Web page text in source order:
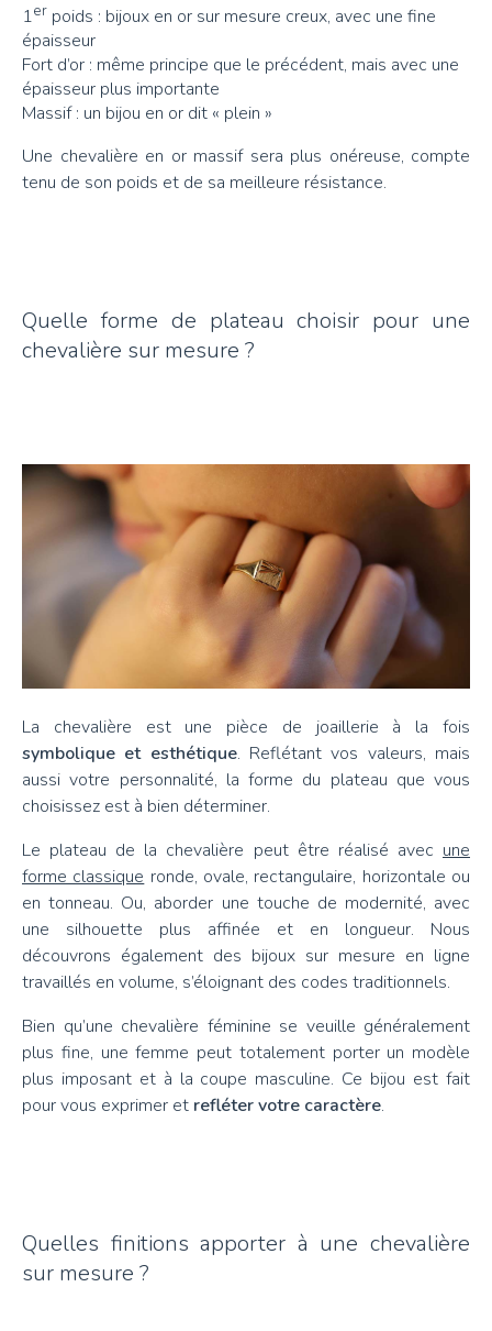
1er poids : bijoux en or sur mesure creux, avec une fine
épaisseur
Fort d’or : même principe que le précédent, mais avec une
épaisseur plus importante
Massif : un bijou en or dit « plein »
Une chevalière en or massif sera plus onéreuse, compte
tenu de son poids et de sa meilleure résistance.
Quelle forme de plateau choisir pour une
chevalière sur mesure ?
La chevalière est une pièce de joaillerie à la fois
symbolique et esthétique. Reflétant vos valeurs, mais
aussi votre personnalité, la forme du plateau que vous
choisissez est à bien déterminer.
Le plateau de la chevalière peut être réalisé avec une
forme classique ronde, ovale, rectangulaire, horizontale ou
en tonneau. Ou, aborder une touche de modernité, avec
une silhouette plus affinée et en longueur. Nous
découvrons également des bijoux sur mesure en ligne
travaillés en volume, s’éloignant des codes traditionnels.
Bien qu’une chevalière féminine se veuille généralement
plus fine, une femme peut totalement porter un modèle
plus imposant et à la coupe masculine. Ce bijou est fait
pour vous exprimer et refléter votre caractère.
Quelles finitions apporter à une chevalière
sur mesure ?